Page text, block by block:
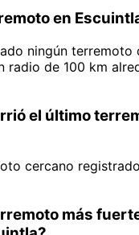
en
ningún terremoto
radio de 100 km
el último
cercano
más